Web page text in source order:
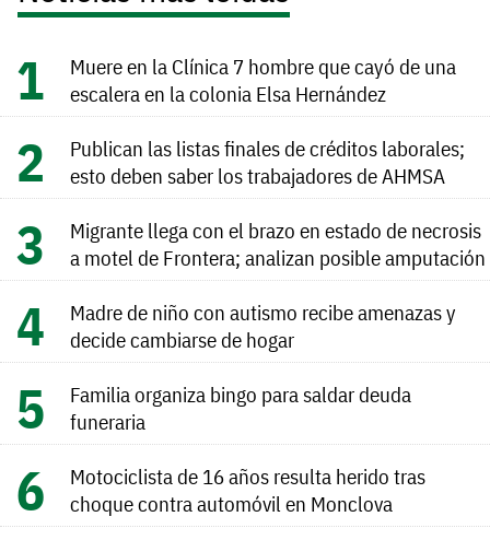
Muere en la Clínica 7 hombre que cayó de una
escalera en la colonia Elsa Hernández
Publican las listas finales de créditos laborales;
esto deben saber los trabajadores de AHMSA
Migrante llega con el brazo en estado de necrosis
a motel de Frontera; analizan posible amputación
Madre de niño con autismo recibe amenazas y
decide cambiarse de hogar
Familia organiza bingo para saldar deuda
funeraria
Motociclista de 16 años resulta herido tras
choque contra automóvil en Monclova